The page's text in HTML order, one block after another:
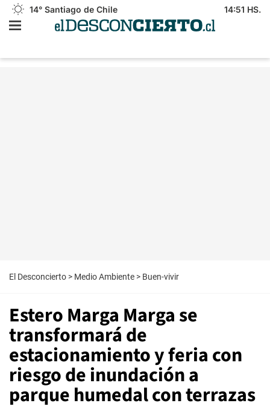
14° Santiago de Chile 14:51 HS.
El Desconcierto > Medio Ambiente > Buen-vivir
Estero Marga Marga se
transformará de
estacionamiento y feria con
riesgo de inundación a
parque humedal con terrazas